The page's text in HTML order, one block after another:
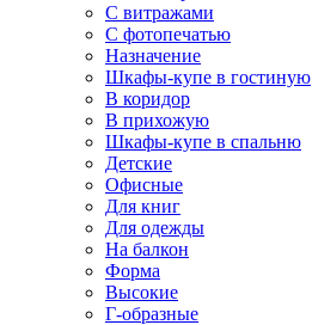
С витражами
С фотопечатью
Назначение
Шкафы-купе в гостиную
В коридор
В прихожую
Шкафы-купе в спальню
Детские
Офисные
Для книг
Для одежды
На балкон
Форма
Высокие
Г-образные